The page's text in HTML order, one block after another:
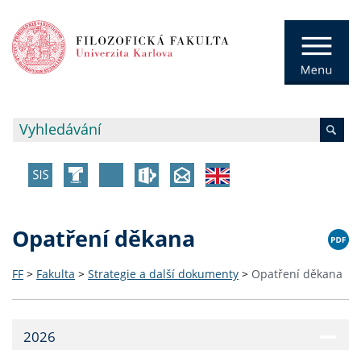
Opatření děkana
FF > Fakulta > Strategie a další dokumenty > Opatření děkana
2026